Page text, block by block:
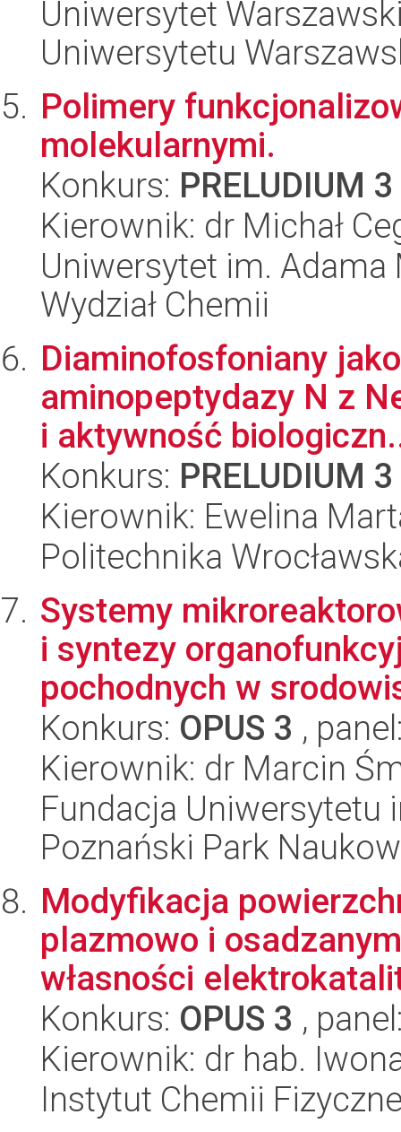
Uniwersytet
Uniwersytetu
Polimery
molekularnymi.
Konkurs: PRELUDIUM 3
Kierownik: dr Michał
Uniwersytet im.
Wydział Chemii
Diaminofosfoniany
aminopeptydazy N z
i aktywność
Konkurs: PRELUDIUM 3
Kierownik: Ewelina
Politechnika
Systemy
i syntezy
pochodnych w
Konkurs: OPUS 3 ,
Kierownik: dr Marcin
Fundacja Uniwersytetu
Poznański Park
Modyfikacja
plazmowo i
własności
Konkurs: OPUS 3 ,
Kierownik: dr hab.
Instytut Chemii